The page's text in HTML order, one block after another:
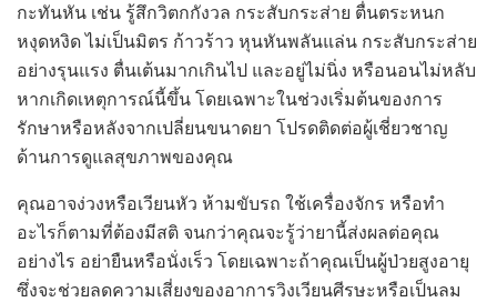
กะทันหัน เช่น รู้สึกวิตกกังวล กระสับกระส่าย ตื่นตระหนก
หงุดหงิด ไม่เป็นมิตร ก้าวร้าว หุนหันพลันแล่น กระสับกระส่าย
อย่างรุนแรง ตื่นเต้นมากเกินไป และอยู่ไม่นิ่ง หรือนอนไม่หลับ
หากเกิดเหตุการณ์นี้ขึ้น โดยเฉพาะในช่วงเริ่มต้นของการ
รักษาหรือหลังจากเปลี่ยนขนาดยา โปรดติดต่อผู้เชี่ยวชาญ
ด้านการดูแลสุขภาพของคุณ
คุณอาจง่วงหรือเวียนหัว ห้ามขับรถ ใช้เครื่องจักร หรือทำ
อะไรก็ตามที่ต้องมีสติ จนกว่าคุณจะรู้ว่ายานี้ส่งผลต่อคุณ
อย่างไร อย่ายืนหรือนั่งเร็ว โดยเฉพาะถ้าคุณเป็นผู้ป่วยสูงอายุ
ซึ่งจะช่วยลดความเสี่ยงของอาการวิงเวียนศีรษะหรือเป็นลม